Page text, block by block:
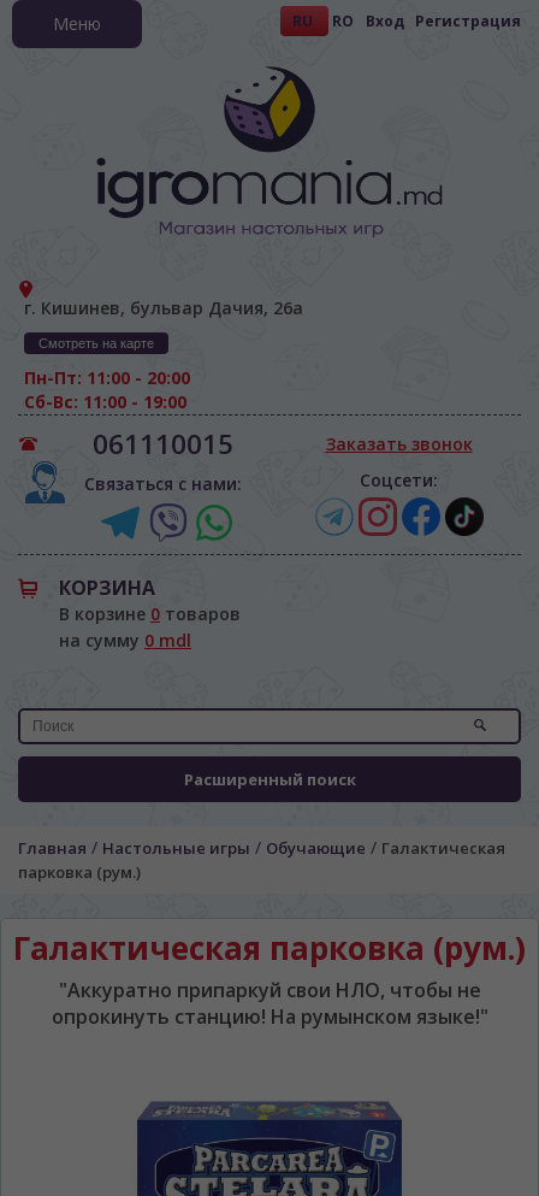
RU RO Вход Регистрация
г. Кишинев, бульвар Дачия, 26а
Смотреть на карте
Пн-Пт: 11:00 - 20:00
Сб-Вс: 11:00 - 19:00
061110015
Связаться с нами:
Заказать звонок
Соцсети:
КОРЗИНА
В корзине 0 товаров
на сумму 0 mdl
Расширенный поиск
Меню
Главная / Настольные игры / Обучающие / Галактическая
парковка (рум.)
Галактическая парковка (рум.)
"Аккуратно припаркуй свои НЛО, чтобы не
опрокинуть станцию! На румынском языке!"
ЯЗЫК САЙТА / LIMBA SITE-ULUI
На каком языке Вы хотите
просматривать наш сайт?
Беспокоим Вас только один раз, далее
сохраним Ваш выбор языка.
Vă vom deranja doar o singură dată, apoi vă
vom salva alegerea limbii.